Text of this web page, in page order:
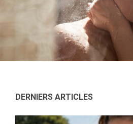
DERNIERS ARTICLES